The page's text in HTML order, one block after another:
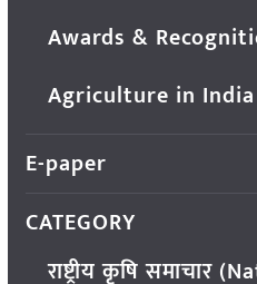
Awards &
Agriculture in India
E-paper
CATEGORY
राष्ट्रीय कृषि